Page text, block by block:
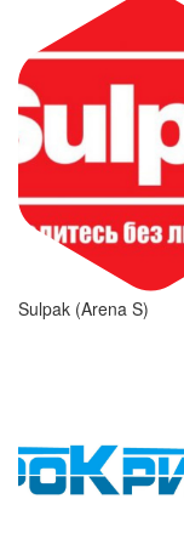
Sulpak (Arena S)